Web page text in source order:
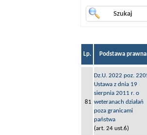
Lp. Podstawa prawna
81
Dz.U. 2022 poz.
Ustawa z dnia 19
sierpnia 2011 r. o
weteranach działań
poza granicami
państwa
(art. 24 ust.6)